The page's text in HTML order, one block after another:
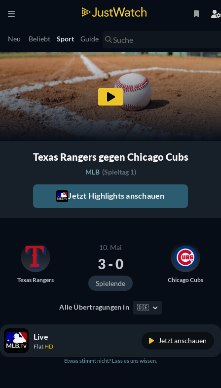
Neu Beliebt Sport Guide
Texas Rangers gegen Chicago Cubs
MLB (Spieltag 1)
Jetzt Highlights anschauen
Texas Rangers
10. Mai
3 - 0
Spielende Chicago Cubs
Alle Übertragungen in 🇩🇪
Live
Flat HD
Jetzt anschauen
Etwas stimmt nicht? Lass es uns wissen.